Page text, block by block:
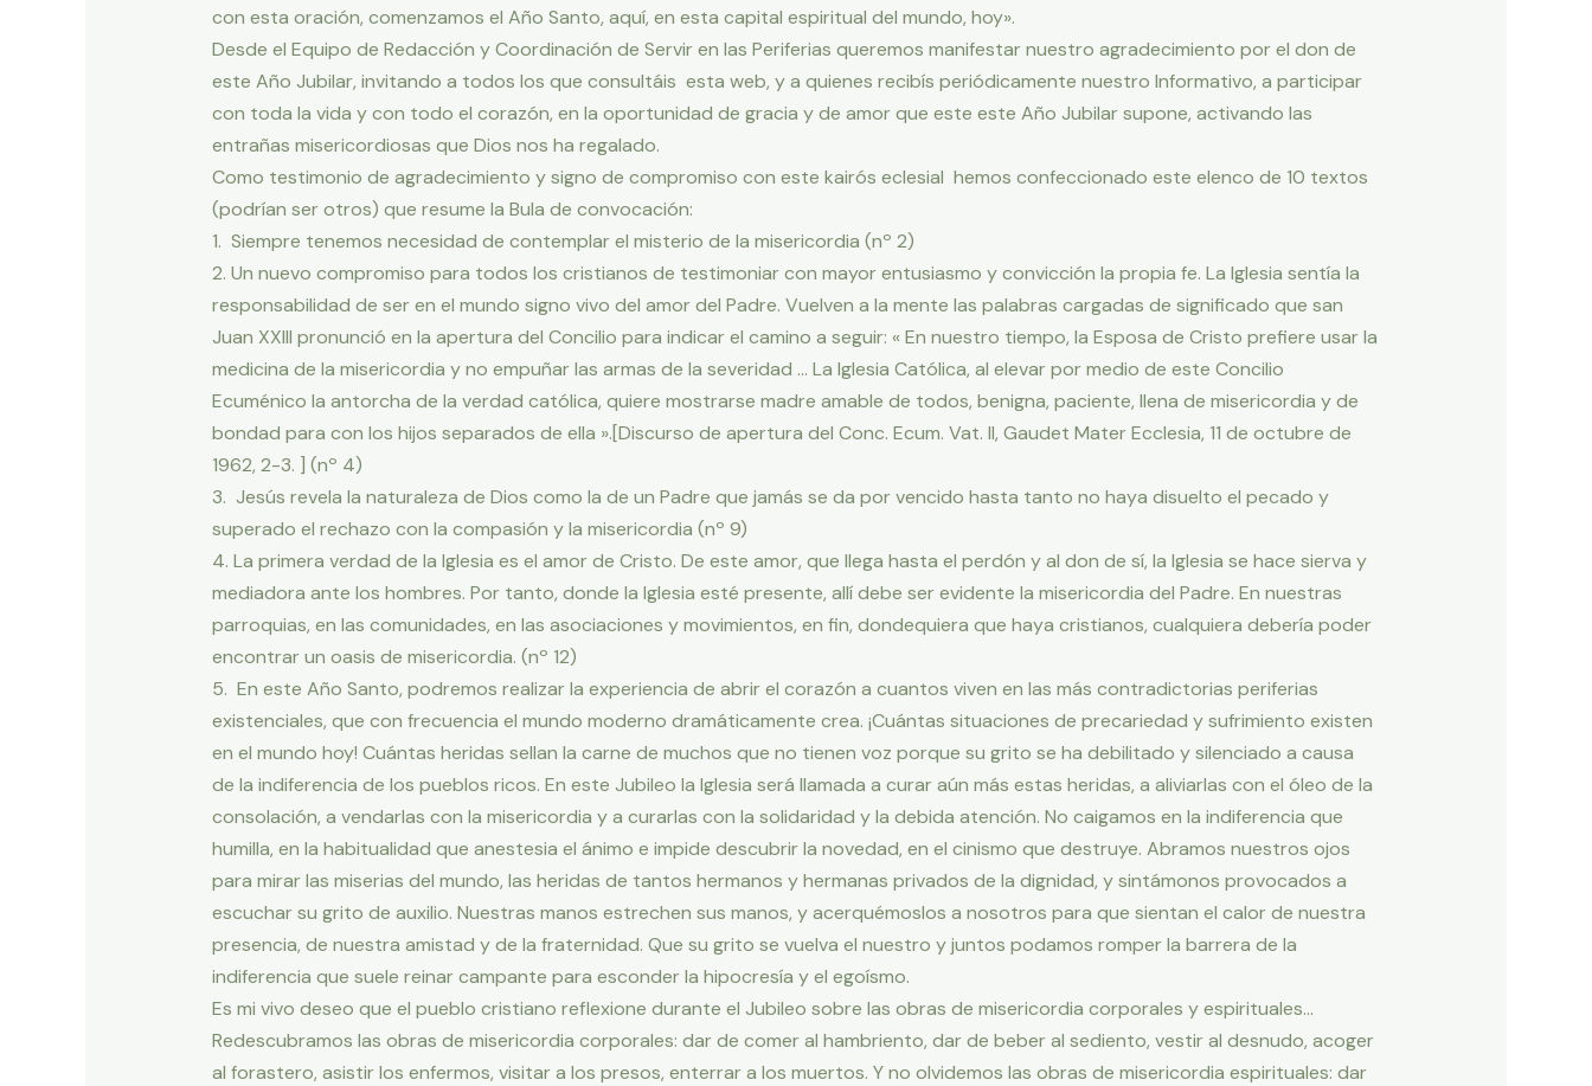
con esta oración, comenzamos el Año Santo, aquí, en esta capital espiritual del mundo, hoy».
Desde el Equipo de Redacción y Coordinación de Servir en las Periferias queremos manifestar nuestro agradecimiento por el don de
este Año Jubilar, invitando a todos los que consultáis esta web, y a quienes recibís periódicamente nuestro Informativo, a participar
con toda la vida y con todo el corazón, en la oportunidad de gracia y de amor que este este Año Jubilar supone, activando las
entrañas misericordiosas que Dios nos ha regalado.
Como testimonio de agradecimiento y signo de compromiso con este kairós eclesial hemos confeccionado este elenco de 10 textos
(podrían ser otros) que resume la Bula de convocación:
1. Siempre tenemos necesidad de contemplar el misterio de la misericordia (nº 2)
2. Un nuevo compromiso para todos los cristianos de testimoniar con mayor entusiasmo y convicción la propia fe. La Iglesia sentía la
responsabilidad de ser en el mundo signo vivo del amor del Padre. Vuelven a la mente las palabras cargadas de significado que san
Juan XXIII pronunció en la apertura del Concilio para indicar el camino a seguir: « En nuestro tiempo, la Esposa de Cristo prefiere usar la
medicina de la misericordia y no empuñar las armas de la severidad … La Iglesia Católica, al elevar por medio de este Concilio
Ecuménico la antorcha de la verdad católica, quiere mostrarse madre amable de todos, benigna, paciente, llena de misericordia y de
bondad para con los hijos separados de ella ».[Discurso de apertura del Conc. Ecum. Vat. II, Gaudet Mater Ecclesia, 11 de octubre de
1962, 2-3. ] (nº 4)
3. Jesús revela la naturaleza de Dios como la de un Padre que jamás se da por vencido hasta tanto no haya disuelto el pecado y
superado el rechazo con la compasión y la misericordia (nº 9)
4. La primera verdad de la Iglesia es el amor de Cristo. De este amor, que llega hasta el perdón y al don de sí, la Iglesia se hace sierva y
mediadora ante los hombres. Por tanto, donde la Iglesia esté presente, allí debe ser evidente la misericordia del Padre. En nuestras
parroquias, en las comunidades, en las asociaciones y movimientos, en fin, dondequiera que haya cristianos, cualquiera debería poder
encontrar un oasis de misericordia. (nº 12)
5. En este Año Santo, podremos realizar la experiencia de abrir el corazón a cuantos viven en las más contradictorias periferias
existenciales, que con frecuencia el mundo moderno dramáticamente crea. ¡Cuántas situaciones de precariedad y sufrimiento existen
en el mundo hoy! Cuántas heridas sellan la carne de muchos que no tienen voz porque su grito se ha debilitado y silenciado a causa
de la indiferencia de los pueblos ricos. En este Jubileo la Iglesia será llamada a curar aún más estas heridas, a aliviarlas con el óleo de la
consolación, a vendarlas con la misericordia y a curarlas con la solidaridad y la debida atención. No caigamos en la indiferencia que
humilla, en la habitualidad que anestesia el ánimo e impide descubrir la novedad, en el cinismo que destruye. Abramos nuestros ojos
para mirar las miserias del mundo, las heridas de tantos hermanos y hermanas privados de la dignidad, y sintámonos provocados a
escuchar su grito de auxilio. Nuestras manos estrechen sus manos, y acerquémoslos a nosotros para que sientan el calor de nuestra
presencia, de nuestra amistad y de la fraternidad. Que su grito se vuelva el nuestro y juntos podamos romper la barrera de la
indiferencia que suele reinar campante para esconder la hipocresía y el egoísmo.
Es mi vivo deseo que el pueblo cristiano reflexione durante el Jubileo sobre las obras de misericordia corporales y espirituales…
Redescubramos las obras de misericordia corporales: dar de comer al hambriento, dar de beber al sediento, vestir al desnudo, acoger
al forastero, asistir los enfermos, visitar a los presos, enterrar a los muertos. Y no olvidemos las obras de misericordia espirituales: dar